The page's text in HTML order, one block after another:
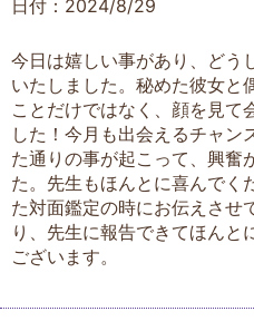
日付：2024/8/29
今日は嬉しい事があり、どう
いたしました。秘めた彼女と
ことだけではなく、顔を見て
した！今月も出会えるチャン
た通りの事が起こって、興奮
た。先生もほんとに喜んでく
た対面鑑定の時にお伝えさせ
り、先生に報告できてほんと
ございます。